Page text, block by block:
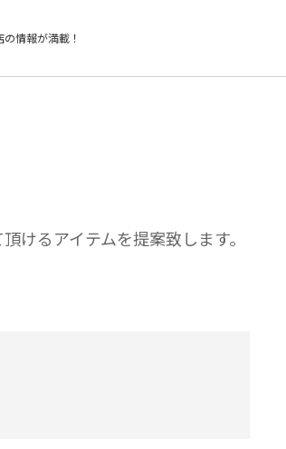
情報が満載！
けるアイテムを提案致します。